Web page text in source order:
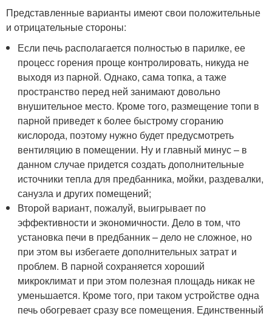
Представленные варианты имеют свои положительные
и отрицательные стороны:
Если печь располагается полностью в парилке, ее
процесс горения проще контролировать, никуда не
выходя из парной. Однако, сама топка, а таже
пространство перед ней занимают довольно
внушительное место. Кроме того, размещение топи в
парной приведет к более быстрому сгоранию
кислорода, поэтому нужно будет предусмотреть
вентиляцию в помещении. Ну и главный минус – в
данном случае придется создать дополнительные
источники тепла для предбанника, мойки, раздевалки,
санузла и других помещений;
Второй вариант, пожалуй, выигрывает по
эффективности и экономичности. Дело в том, что
установка печи в предбанник – дело не сложное, но
при этом вы избегаете дополнительных затрат и
проблем. В парной сохраняется хороший
микроклимат и при этом полезная площадь никак не
уменьшается. Кроме того, при таком устройстве одна
печь обогревает сразу все помещения. Единственный